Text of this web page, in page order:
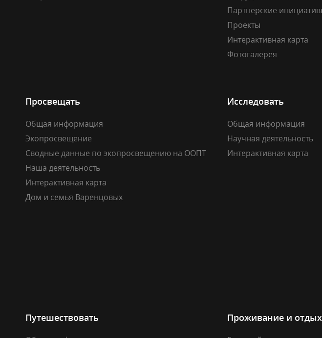
Партнерские
Проекты
Интерактивная карта
Фотогалерея
Просвещать
Общая информация
Экопросвещение
Сводные данные по экопросвещению на ООПТ
Наша деятельность
Интерактивная карта
Дом и семья Варенцовых
Исследовать
Общая информация
Научная деятельность
Интерактивная карта
Путешествовать Проживание и